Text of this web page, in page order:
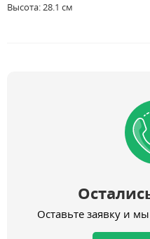
Высота: 28.1 см
Оставьте заявку и